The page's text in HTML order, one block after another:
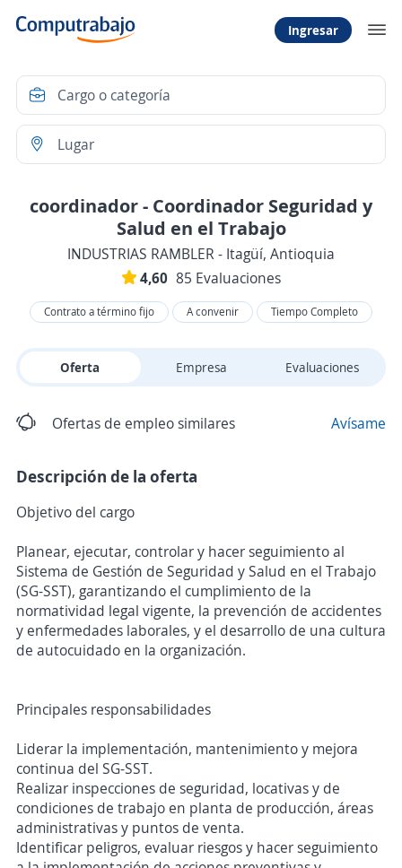
Ingresar
coordinador - Coordinador Seguridad y
Salud en el Trabajo
INDUSTRIAS RAMBLER - Itagüí, Antioquia
4,60 85 Evaluaciones
Contrato a término fijo A convenir Tiempo Completo
Oferta Empresa Evaluaciones
Ofertas de empleo similares Avísame
Descripción de la oferta
Objetivo del cargo
Planear, ejecutar, controlar y hacer seguimiento al
Sistema de Gestión de Seguridad y Salud en el Trabajo
(SG-SST), garantizando el cumplimiento de la
normatividad legal vigente, la prevención de accidentes
y enfermedades laborales, y el desarrollo de una cultura
de autocuidado en la organización.
Principales responsabilidades
Liderar la implementación, mantenimiento y mejora
continua del SG-SST.
Realizar inspecciones de seguridad, locativas y de
condiciones de trabajo en planta de producción, áreas
administrativas y puntos de venta.
Identificar peligros, evaluar riesgos y hacer seguimiento